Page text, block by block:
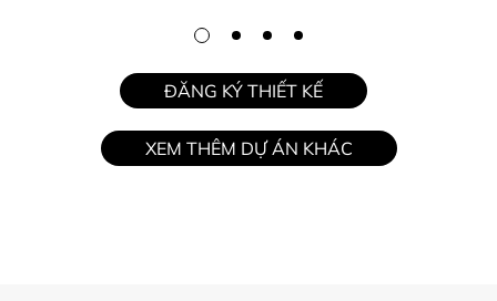
ĐĂNG KÝ THIẾT KẾ
XEM THÊM DỰ ÁN KHÁC